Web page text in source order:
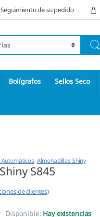
Seguimiento de su pedido
Bolígrafos Sellos Seco
, Almohadillas Shiny
S845
de clientes)
Disponible: Hay existencias